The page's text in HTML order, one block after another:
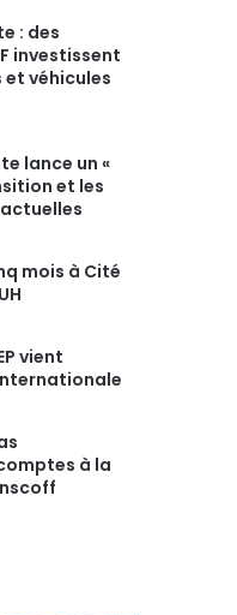
: des
investissent
véhicules
lance un «
et les
mois à Cité
vient
à la